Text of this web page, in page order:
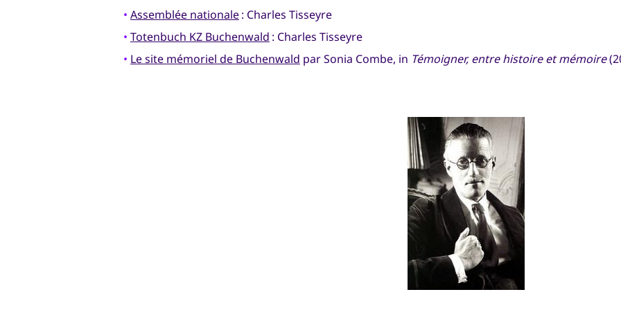
• Assemblée nationale: Charles Tisseyre
• Totenbuch KZ Buchenwald : Charles Tisseyre
• Le site mémoriel de Buchenwald par Sonia Combe, in Témoigner, entre histoire et mémoire